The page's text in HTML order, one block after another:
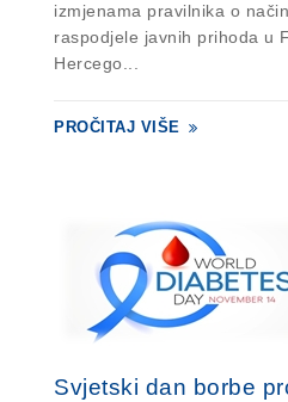
izmjenama pravilnika o
raspodjele javnih prihoda u
Hercego...
PROČITAJ VIŠE
Svjetski dan borbe